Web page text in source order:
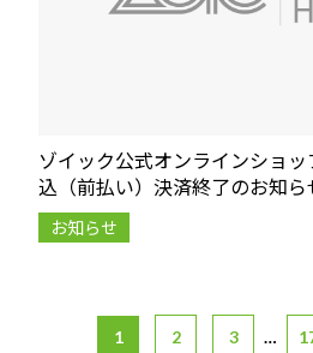
ゾイック公式オンラインショ
込（前払い）決済終了のお知ら
お知らせ
1 2 3 …